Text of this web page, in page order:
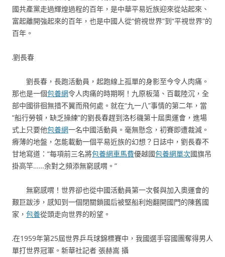
國共產黨走過輝煌過程的百年，是中華平易近族迎來從站起來、
富起離開強起來的百年，也是中國人從“俯視世界”到“平視世界”的
百年。
劉長春
劉長春，長跑活動員，起跑線上孤單的身影至今令人肉痛。
那也是一個包養網令人肉痛的時期啊！九原板蕩、百載陸沉，全
部中國徘徊無措不翼而飛何處。就在“九一八”事情的第二年，當
“船行勞頓，缺乏操練”的劉長春趕到洛杉磯第十屆奧運會，進場
式上只要他包養網一名中國活動員。毫無懸念，初賽即遭裁減。
瘠薄的地盤，怎能載動一個平易近族的幻想？日誌中，劉長春不
甘地寫道：“每項前三名將包養網車馬費優越國包養網單次國旗吊
掛高竿……余對之頻添無窮感喟。”
無窮感喟！世界卻也從中國活動員第一次餐與加入奧運會的
艱巨跋涉，感知到一個閉關鎖國后被堅船利炮翻開國門的陳舊國
家， 包養從頭走向世界的盼望。
在1959年第25屆世界乒乓球錦標賽中，我國選手容國團奪得男人
單打世界冠軍。新華社記者 張赫嵩 攝